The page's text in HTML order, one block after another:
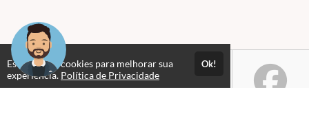
Este site usa cookies para melhorar sua
experiência. Política de Privacidade
Ok!